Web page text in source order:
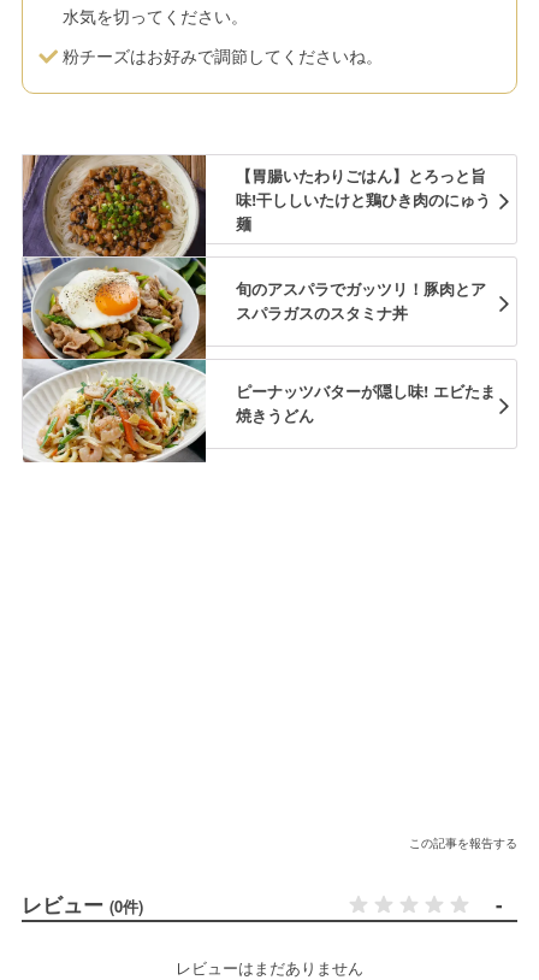
水気を切ってください。
粉チーズはお好みで調節してくださいね。
【胃腸いたわりごはん】とろっと旨
味!干ししいたけと鶏ひき肉のにゅう
麺
旬のアスパラでガッツリ！豚肉とア
スパラガスのスタミナ丼
ピーナッツバターが隠し味! エビたま
焼きうどん
この記事を報告する
レビュー (0件) -
レビューはまだありません